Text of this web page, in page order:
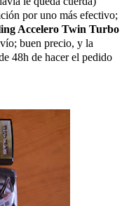
por uno más efectivo;
Accelero Twin Turbo
buen precio, y la
48h de hacer el pedido